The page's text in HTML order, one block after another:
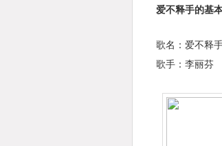
爱不释手的基
歌名：爱不释
歌手：李丽芬